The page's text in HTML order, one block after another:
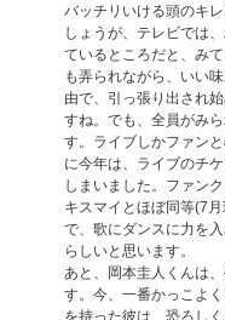
バッチリいける頭のキ
しょうが、テレビでは
ているところだと、み
も弄られながら、いい
由で、引っ張り出され
すね。でも、全員がみ
す。ライブしかファン
に今年は、ライブのチ
しまいました。ファン
キスマイとほぼ同等(7
で、歌にダンスに力を
らしいと思います。
あと、岡本圭人くんは
す。今、一番かっこよ
を持った彼は、恐ろし